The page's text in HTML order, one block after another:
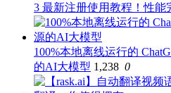
3 最新注册使用教程！性能
100%本地离线运行的
的AI大模型 1,238 0